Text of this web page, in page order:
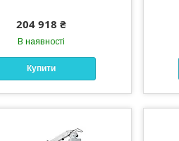
204 918 ₴
В наявності
Купити